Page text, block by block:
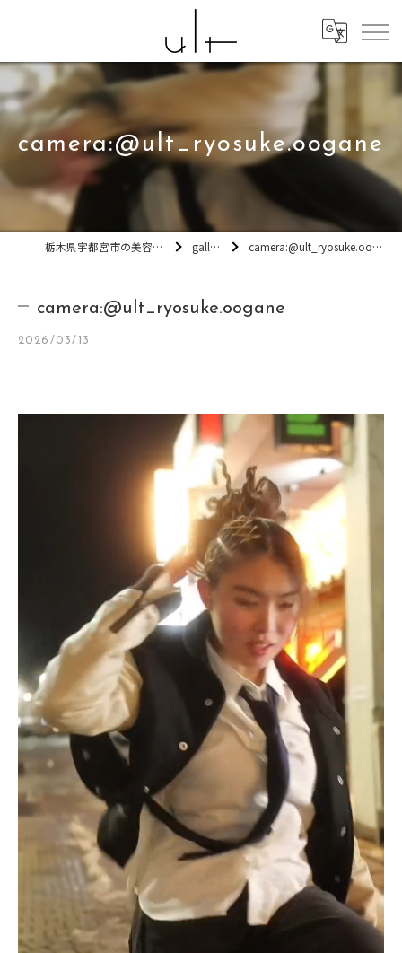
camera:@ult_ryosuke.oogane
栃木県宇都宮市の美容室ult gallery camera:@ult_ryosuke.oogane
camera:@ult_ryosuke.oogane
2026/03/13